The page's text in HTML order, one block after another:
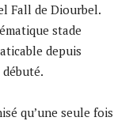
Fall de Diourbel.
stade
depuis
qu’une seule fois